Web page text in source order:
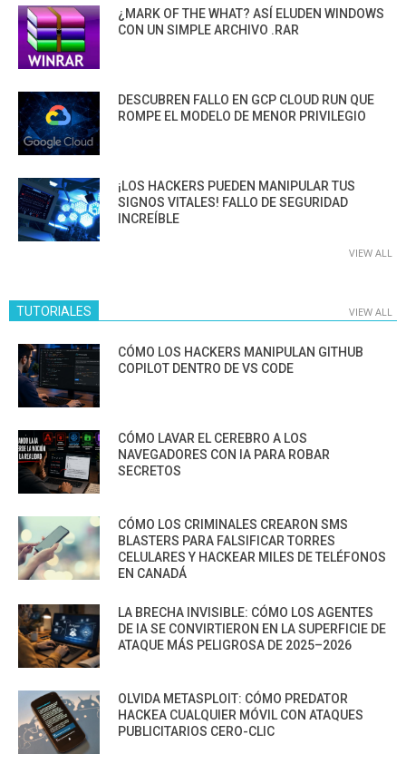
¿MARK OF THE WHAT? ASÍ ELUDEN WINDOWS
CON UN SIMPLE ARCHIVO .RAR
DESCUBREN FALLO EN GCP CLOUD RUN QUE
ROMPE EL MODELO DE MENOR PRIVILEGIO
¡LOS HACKERS PUEDEN MANIPULAR TUS
SIGNOS VITALES! FALLO DE SEGURIDAD
INCREÍBLE
VIEW ALL
TUTORIALES VIEW ALL
CÓMO LOS HACKERS MANIPULAN GITHUB
COPILOT DENTRO DE VS CODE
CÓMO LAVAR EL CEREBRO A LOS
NAVEGADORES CON IA PARA ROBAR
SECRETOS
CÓMO LOS CRIMINALES CREARON SMS
BLASTERS PARA FALSIFICAR TORRES
CELULARES Y HACKEAR MILES DE TELÉFONOS
EN CANADÁ
LA BRECHA INVISIBLE: CÓMO LOS AGENTES
DE IA SE CONVIRTIERON EN LA SUPERFICIE DE
ATAQUE MÁS PELIGROSA DE 2025–2026
OLVIDA METASPLOIT: CÓMO PREDATOR
HACKEA CUALQUIER MÓVIL CON ATAQUES
PUBLICITARIOS CERO-CLIC